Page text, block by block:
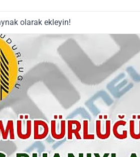
olarak ekleyin!